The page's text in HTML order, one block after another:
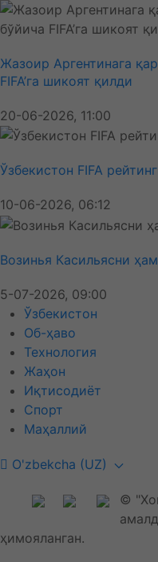
Жазоир Аргентинага
FIFA’га шикоят қилди
20-06-2026, 11:00
Ўзбекистон FIFA
10-06-2026, 06:12
Возинья Касильясни
5-07-2026, 09:00
Ўзбекистон
Об-ҳаво
Технология
Жаҳон
Иқтисодиёт
Спорт
Маҳаллий
O'zbekcha (UZ)
©
ҳимояланган.